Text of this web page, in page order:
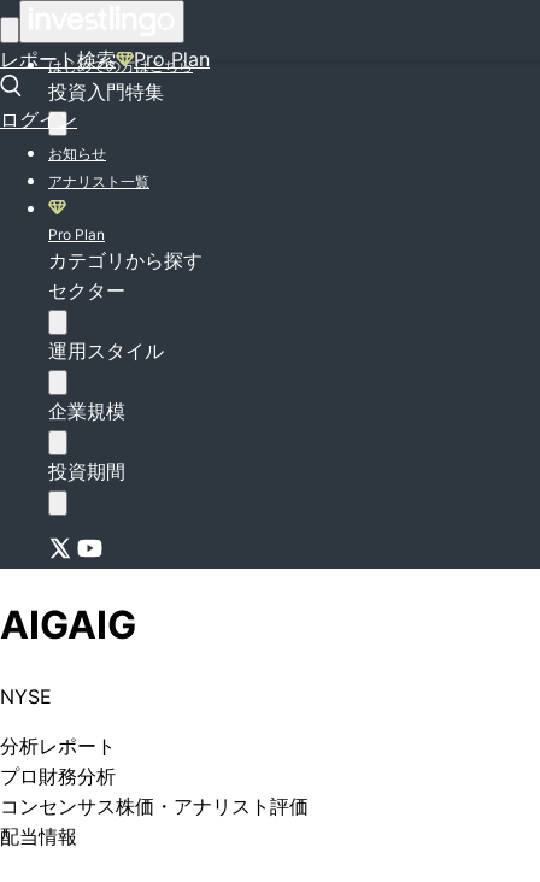
レポート検索 Pro Plan
ログイン
はじめての方はこちら
投資入門特集
お知らせ
アナリスト一覧
Pro Plan
カテゴリから探す
セクター
運用スタイル
企業規模
投資期間
AIGAIG
NYSE
分析レポート
プロ 財務分析
コンセンサス株価 ・アナリスト評価
配当情報